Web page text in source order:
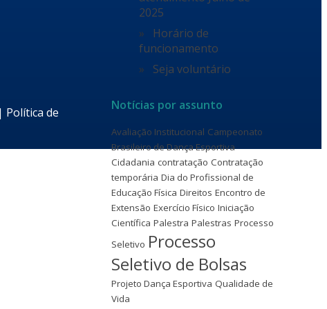
2025
Horário de
funcionamento
Seja voluntário
Notícias por assunto
Avaliação Institucional Campeonato
Brasileiro de Dança Esportiva
Cidadania contratação Contratação
temporária Dia do Profissional de
Educação Física Direitos Encontro de
Extensão Exercício Físico Iniciação
Científica Palestra Palestras Processo
Seletivo Processo
Seletivo de Bolsas
Projeto Dança Esportiva Qualidade de
Vida
| Política de